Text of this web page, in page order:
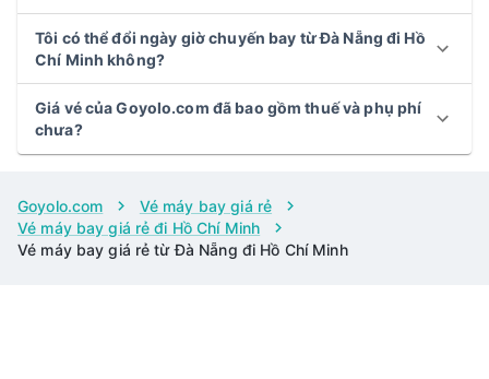
Tôi có thể đổi ngày giờ chuyến bay từ Đà Nẵng đi Hồ
Chí Minh không?
Giá vé của Goyolo.com đã bao gồm thuế và phụ phí
chưa?
Goyolo.com
Vé máy bay giá rẻ
Vé máy bay giá rẻ đi Hồ Chí Minh
Vé máy bay giá rẻ từ Đà Nẵng đi Hồ Chí Minh